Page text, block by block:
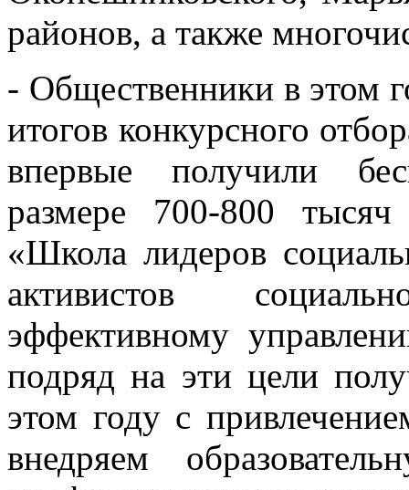
районов, а также
- Общественники в этом
итогов конкурсного
впервые получили
размере 700-800
«Школа лидеров
активистов
эффективному
подряд на эти цели
этом году с
внедряем